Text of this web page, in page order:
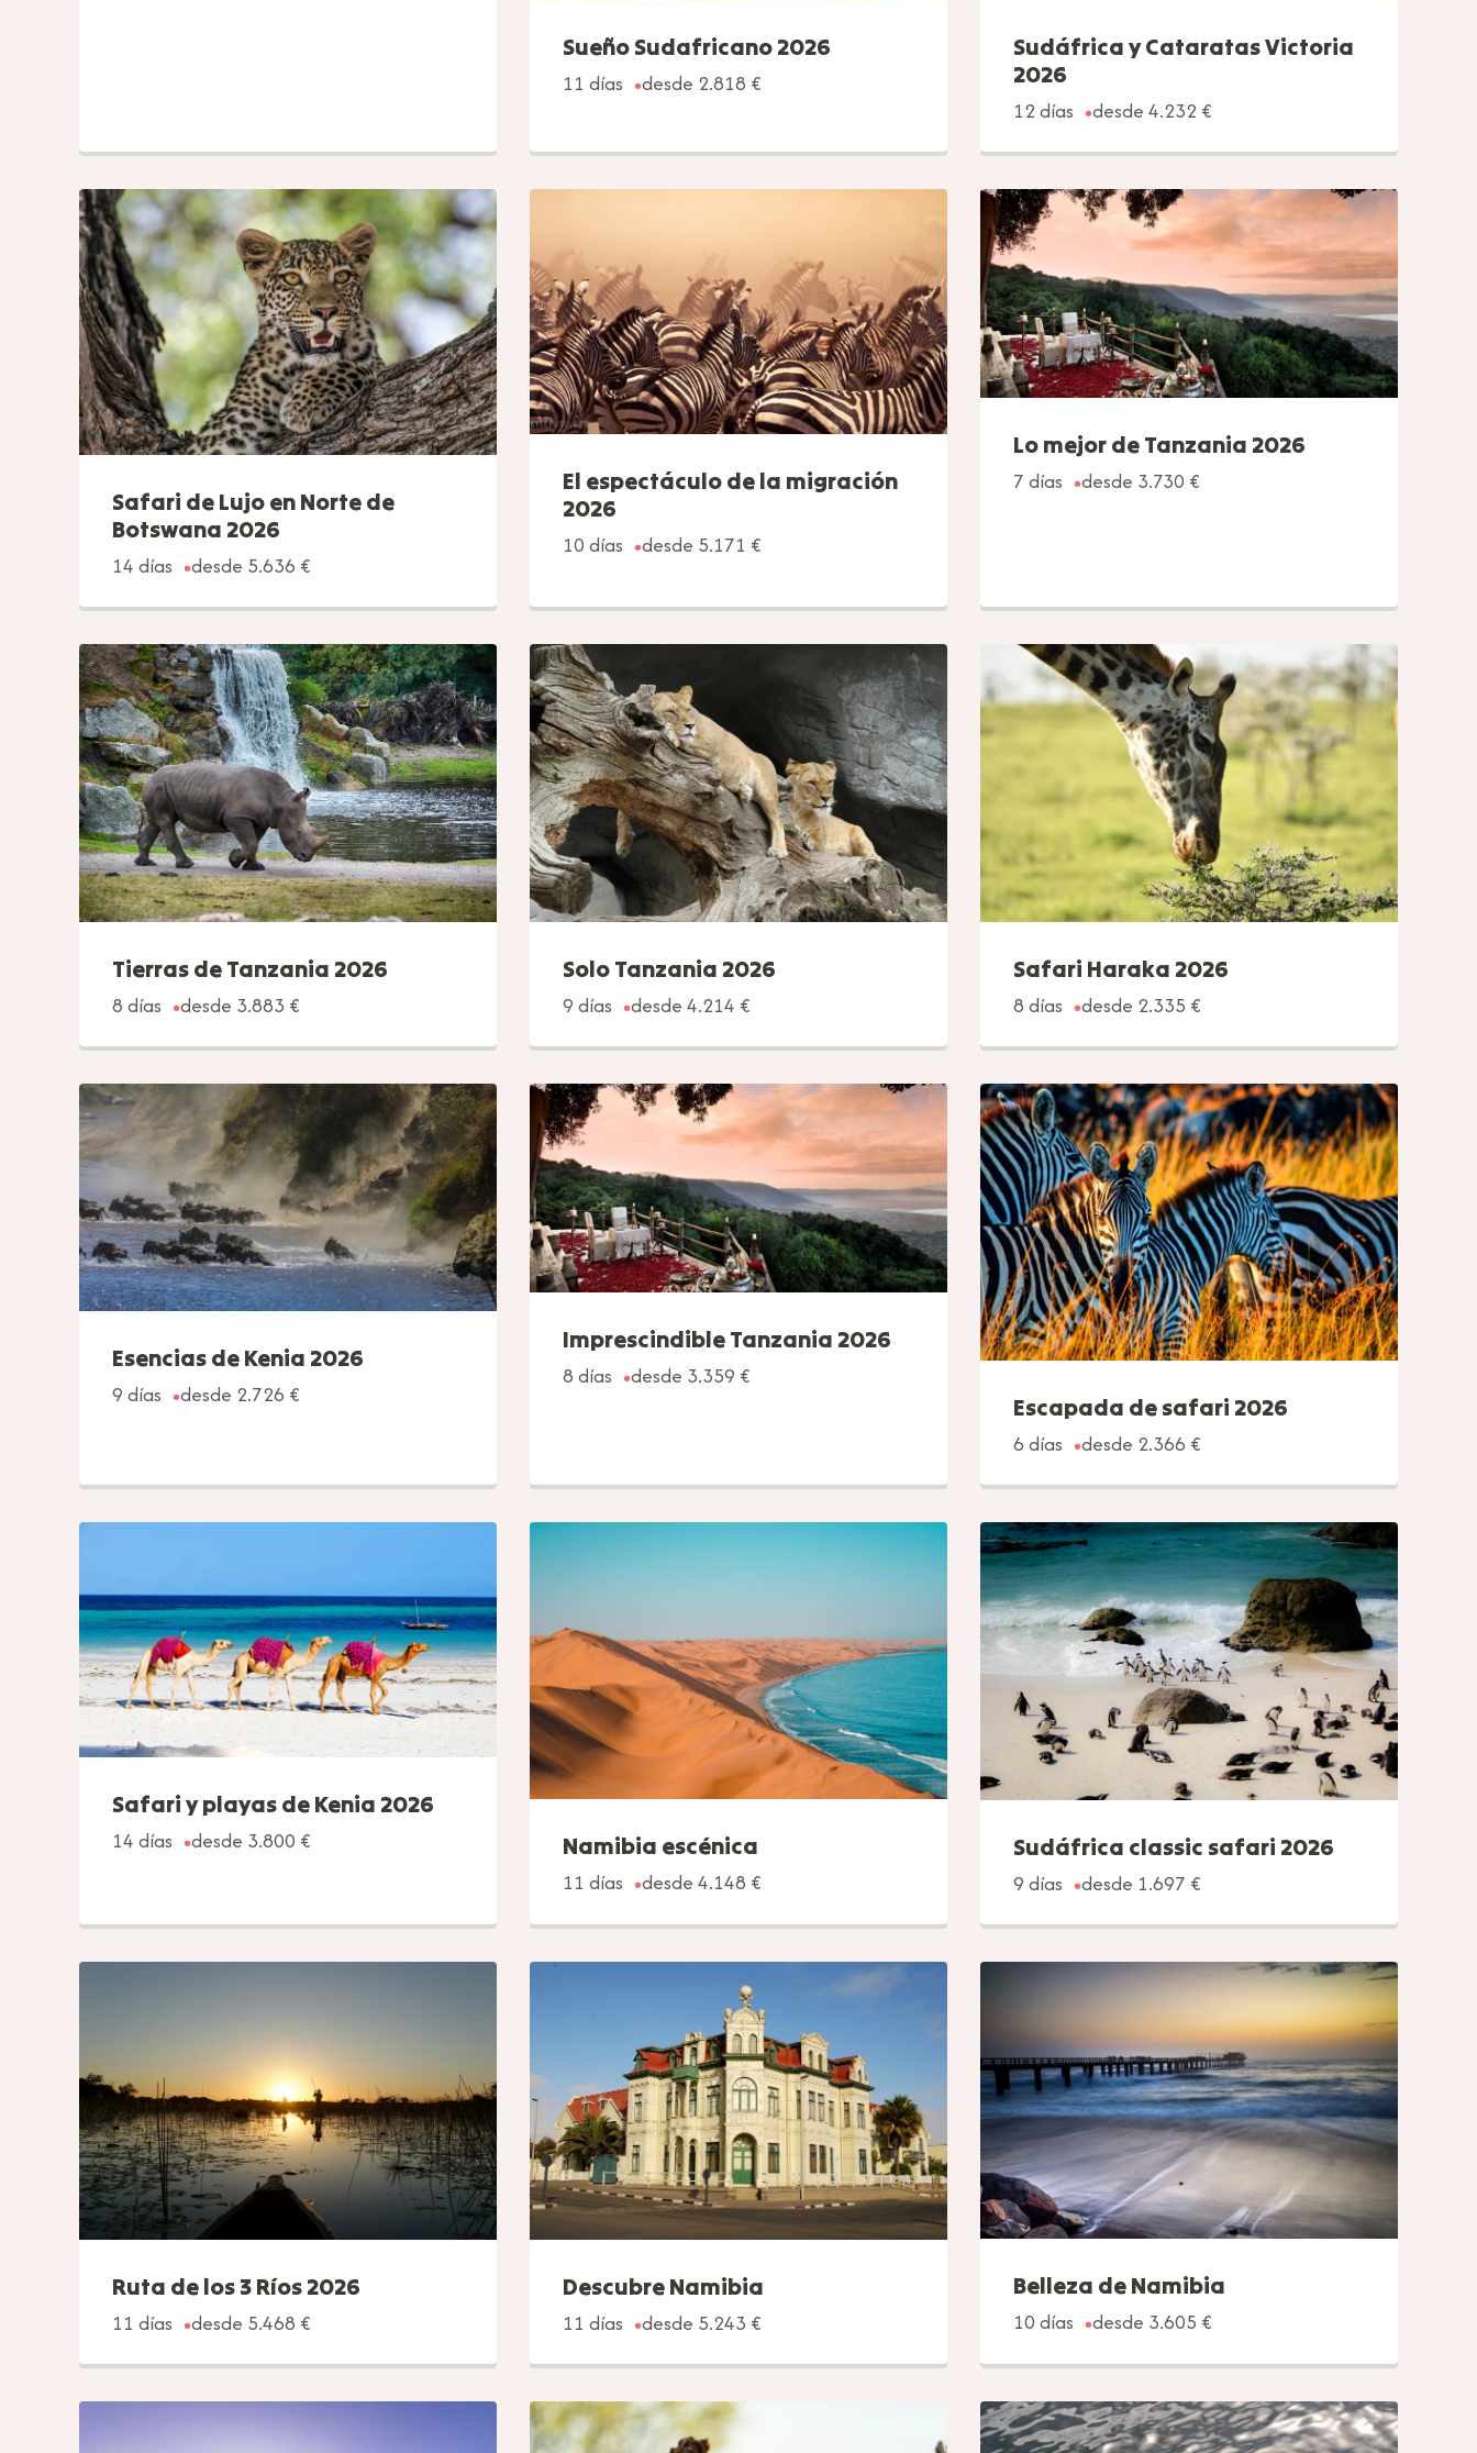
Sueño Sudafricano 2026
11 días desde 2.818 €
Sudáfrica y Cataratas Victoria
2026
12 días desde 4.232 €
Safari de Lujo en Norte de
Botswana 2026
14 días desde 5.636 €
El espectáculo de la migración
2026
10 días desde 5.171 €
Lo mejor de Tanzania 2026
7 días desde 3.730 €
Tierras de Tanzania 2026
8 días desde 3.883 €
Solo Tanzania 2026
9 días desde 4.214 €
Safari Haraka 2026
8 días desde 2.335 €
Esencias de Kenia 2026
9 días desde 2.726 €
Imprescindible Tanzania 2026
8 días desde 3.359 €
Escapada de safari 2026
6 días desde 2.366 €
Safari y playas de Kenia 2026
14 días desde 3.800 € Namibia escénica
11 días desde 4.148 €
Sudáfrica classic safari 2026
9 días desde 1.697 €
Ruta de los 3 Ríos 2026
11 días desde 5.468 €
Descubre Namibia
11 días desde 5.243 €
Belleza de Namibia
10 días desde 3.605 €